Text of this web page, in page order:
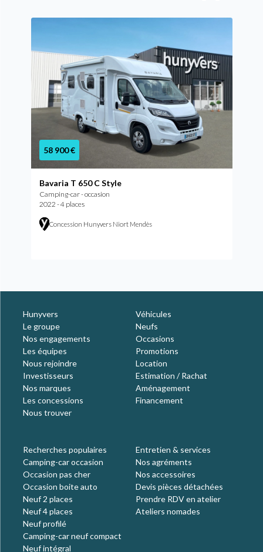
58 900 €
Bavaria T 650 C Style
Camping-car - occasion
2022 - 4 places
Concession Hunyvers Niort Mendès
Hunyvers
Le groupe
Nos engagements
Les équipes
Nous rejoindre
Investisseurs
Nos marques
Les concessions
Nous trouver
Véhicules
Neufs
Occasions
Promotions
Location
Estimation / Rachat
Aménagement
Financement
Recherches populaires
Camping-car occasion
Occasion pas cher
Occasion boite auto
Neuf 2 places
Neuf 4 places
Neuf profilé
Camping-car neuf compact
Neuf intégral
Entretien & services
Nos agréments
Nos accessoires
Devis pièces détachées
Prendre RDV en atelier
Ateliers nomades